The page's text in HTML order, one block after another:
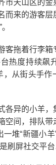
市天山区的
而来的游客层
客拖着行李箱
热度持续飙
，从街头手
各异的小羊，
空间，排队带
一堆“新疆小
是刷屏社交平